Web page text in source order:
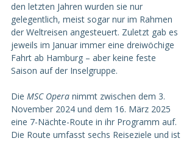
den letzten Jahren wurden sie nur
gelegentlich, meist sogar nur im Rahmen
der Weltreisen angesteuert. Zuletzt gab es
jeweils im Januar immer eine dreiwöchige
Fahrt ab Hamburg – aber keine feste
Saison auf der Inselgruppe.
Die MSC Opera nimmt zwischen dem 3.
November 2024 und dem 16. März 2025
eine 7-Nächte-Route in ihr Programm auf.
Die Route umfasst sechs Reiseziele und ist